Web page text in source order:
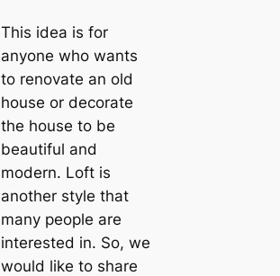
This idea is for
anyone who wants
to renovate an old
house or decorate
the house to be
beautiful and
modern. Loft is
another style that
many people are
interested in. So, we
would like to share